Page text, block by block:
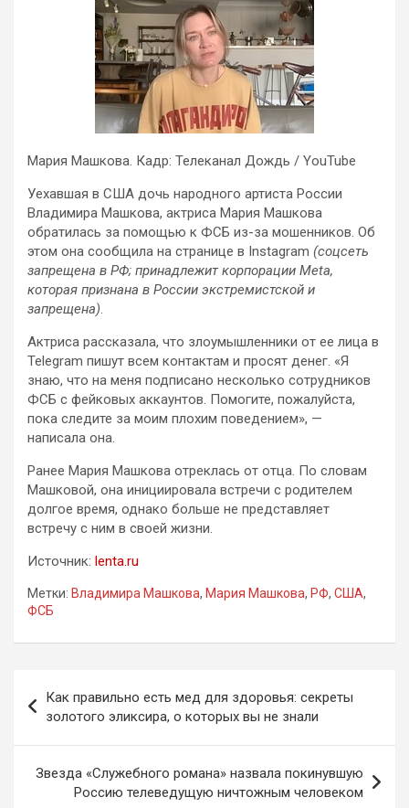
Мария Машкова. Кадр: Телеканал Дождь / YouTube
Уехавшая в США дочь народного артиста России
Владимира Машкова, актриса Мария Машкова
обратилась за помощью к ФСБ из-за мошенников. Об
этом она сообщила на странице в Instagram (соцсеть
запрещена в РФ; принадлежит корпорации Meta,
которая признана в России экстремистской и
запрещена)
Актриса рассказала, что злоумышленники от ее лица в
Telegram пишут всем контактам и просят денег. «Я
знаю, что на меня подписано несколько сотрудников
ФСБ с фейковых аккаунтов. Помогите, пожалуйста,
пока следите за моим плохим поведением», —
написала она.
Ранее Мария Машкова отреклась от отца. По словам
Машковой, она инициировала встречи с родителем
долгое время, однако больше не представляет
встречу с ним в своей жизни.
Источник: lenta.ru
Метки: Владимира Машкова, Мария Машкова, РФ, США,
ФСБ
по
записям
Как правильно есть мед для здоровья: секреты
золотого эликсира, о которых вы не знали
Звезда «Служебного романа» назвала покинувшую
Россию телеведущую ничтожным человеком